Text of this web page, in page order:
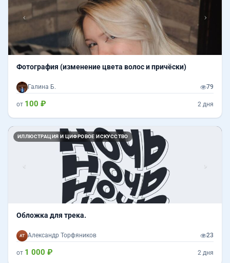
Фотография (изменение цвета волос и причёски)
Галина Б. 79
от 100 ₽ 2 дня
ИЛЛЮСТРАЦИЯ И ЦИФРОВОЕ ИСКУССТВО
Назад
Обложка для трека.
Александр Торфяников 23
от 1 000 ₽ 2 дня